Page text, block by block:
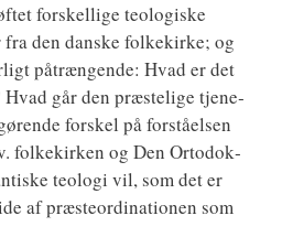
for­skel­li­ge teo­lo­gi­ske
den dan­ske fol­kekir­ke; og
påtræn­gen­de: Hvad er det
går den præ­ste­li­ge tje­ne­
for­skel på for­stå­el­sen
fol­kekir­ken og Den Orto­dok­
teo­lo­gi vil, som det er
af præ­ste­o­r­di­na­tio­nen som